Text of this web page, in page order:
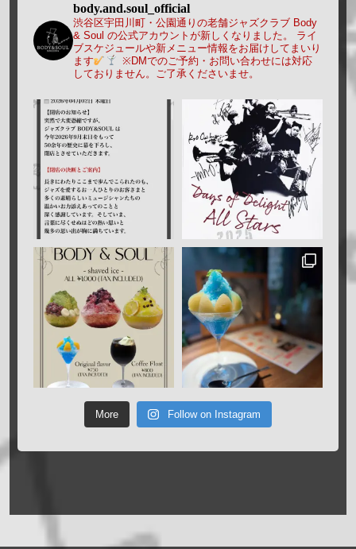
body.and.soul_official
渋谷区宇田川町・公園通りの老舗ジャズクラブ Body
& Soul の公式アカウントが新しくなりました。
ライ
ブスケジュールや新メニュー情報をお届けしてまいり
ます
※DMでのご予約・お問い合わせには対応
しておりません。ご了承くださいませ。
More Follow on Instagram